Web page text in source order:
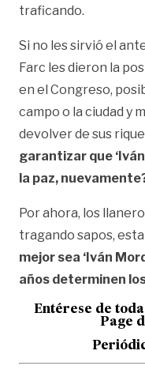
traficando.
Si no les sirvió el
Farc les dieron la
en el Congreso,
campo o la ciudad y
devolver de sus
garantizar que
la paz,
Por ahora, los
tragando sapos,
mejor sea ‘Iván
años determinen
Entérese de
Page